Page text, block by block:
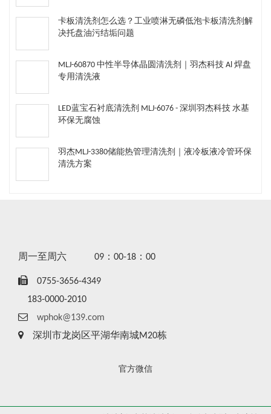
卡板清洗剂怎么选？工业喷淋无磷低泡卡板清洗剂解
决托盘油污结垢问题
MLJ-60870 中性半导体晶圆清洗剂｜羽杰科技 Al 焊盘
专用清洗液
LED蓝宝石衬底清洗剂 MLJ-6076 - 深圳羽杰科技 水基
环保无腐蚀
羽杰MLJ-3380储能热管理清洗剂｜液冷板液冷管环保
清洗方案
周一至周六 09：00-18：00
0755-3656-4349
183-0000-2010
wphok@139.com
深圳市龙岗区平湖华南城M20栋
官方微信